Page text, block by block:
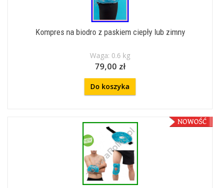
Kompres na biodro z paskiem ciepły lub zimny
Waga: 0.6 kg
79,00 zł
Do koszyka